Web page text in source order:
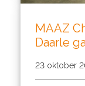
MAAZ
Daarle
23 oktober